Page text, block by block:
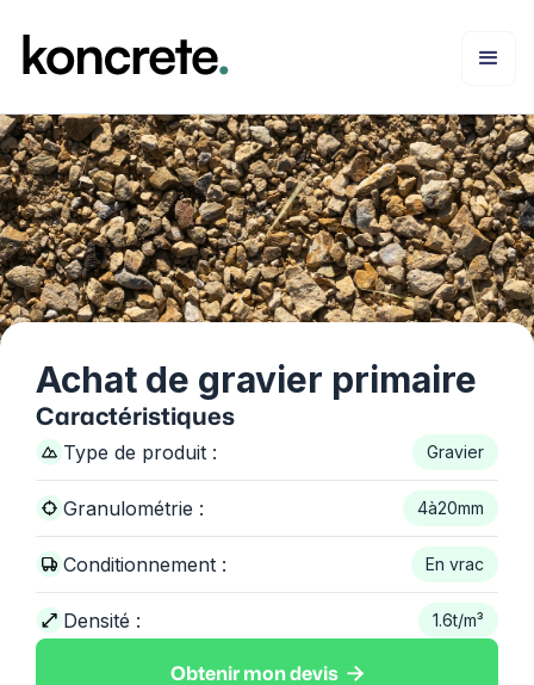
Achat de gravier primaire
Caractéristiques
Type de produit : Gravier
Granulométrie : 4à20mm
Conditionnement : En vrac
Densité : 1.6t/m³
Obtenir mon devis 